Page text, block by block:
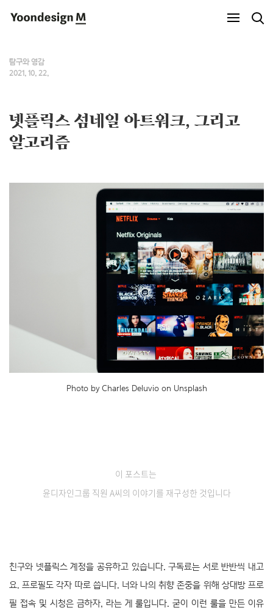
Yoondesign M
탐구와 영감
2021. 10. 22.
넷플릭스 섬네일 아트워크, 그리고
알고리즘
Photo by Charles Deluvio on Unsplash
이 포스트는
윤디자인그룹 직원 A씨의 이야기를 재구성한 것입니다
친구와 넷플릭스 계정을 공유하고 있습니다. 구독료는 서로 반반씩 내고
요. 프로필도 각자 따로 씁니다. 너와 나의 취향 존중을 위해 상대방 프로
필 접속 및 시청은 금하자, 라는 게 룰입니다. 굳이 이런 룰을 만든 이유